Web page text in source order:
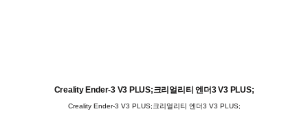
Creality Ender-3 V3 PLUS;크리얼리티 엔더3 V3 PLUS;
Creality Ender-3 V3 PLUS;크리얼리티 엔더3 V3 PLUS;